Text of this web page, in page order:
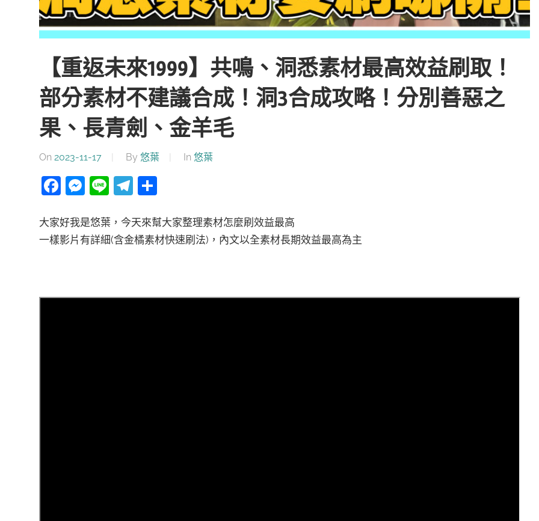
【重返未來1999】共鳴、洞悉素材最高效益刷取！
部分素材不建議合成！洞3合成攻略！分別善惡之
果、長青劍、金羊毛
On 2023-11-17 By 悠葉 In 悠葉
Facebook
Messenger
LineTelegram
分
大家好我是悠葉，今天來幫大家整理素材怎麼刷效益最高
一樣影片有詳細(含金橘素材快速刷法)，內文以全素材長期效益最高為主